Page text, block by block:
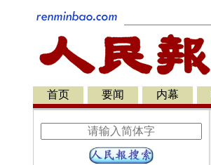
首页 要闻 内幕